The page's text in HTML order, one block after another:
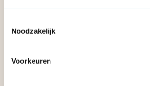
Noodzakelijk
Voorkeuren